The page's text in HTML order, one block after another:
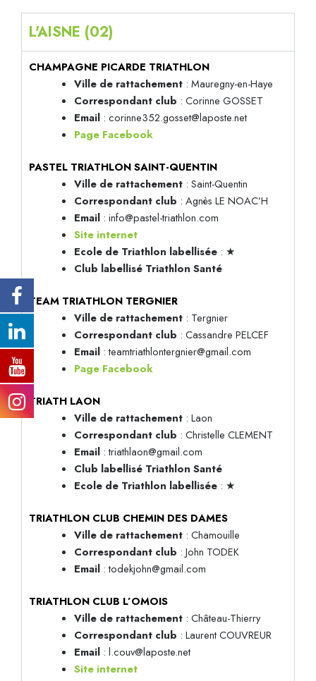
L'AISNE (02)
CHAMPAGNE PICARDE TRIATHLON
Ville de rattachement : Mauregny-en-Haye
Correspondant club : Corinne GOSSET
Email: corinne352.gosset@laposte.net
Page Facebook
PASTEL TRIATHLON SAINT-QUENTIN
Ville de rattachement : Saint-Quentin
Correspondant club : Agnès LE NOAC’H
Email: info@pastel-triathlon.com
Site internet
Ecole de Triathlon labellisée: ★
Club labellisé Triathlon Santé
TEAM TRIATHLON TERGNIER
Ville de rattachement : Tergnier
Correspondant club : Cassandre PELCEF
Email: teamtriathlontergnier@gmail.com
Page Facebook
TRIATH LAON
Ville de rattachement: Laon
Correspondant club : Christelle CLEMENT
Email: triathlaon@gmail.com
Club labellisé Triathlon Santé
Ecole de Triathlon labellisée: ★
TRIATHLON CLUB CHEMIN DES DAMES
Ville de rattachement: Chamouille
Correspondant club : John TODEK
Email : todekjohn@gmail.com
TRIATHLON CLUB L’OMOIS
Ville de rattachement: Château-Thierry
Correspondant club : Laurent COUVREUR
Email : l.couv@laposte.net
Site internet